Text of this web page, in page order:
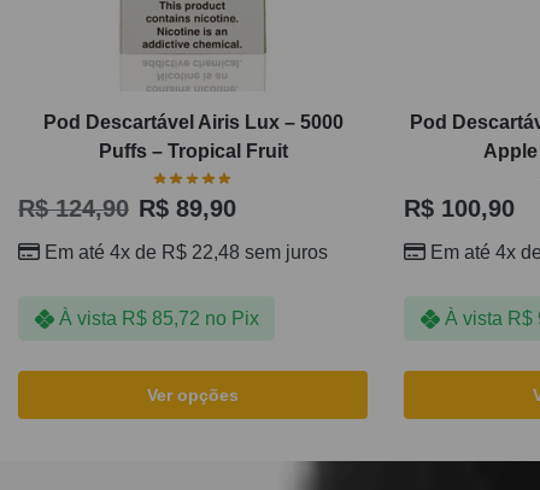
Pod Descartável Airis Lux – 5000
Puffs – Tropical Fruit
R$124,90 R$ 89,90
Em até 4x de R$ 22,48 sem juros
À vista R$85,72 no Pix
Ver opções
Pod
Apple
R$ 100,90
Em até 4x
À vista R$